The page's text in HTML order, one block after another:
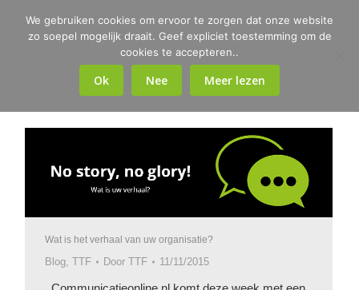
Wat is het verhaal van uw organisatie?
Blog,TTF DoorTTF 11/11/2015
We gebruiken cookies om ervoor te zorgen dat onze website
zo soepel mogelijk draait. Geef expliciet toestemming om de
cookies te accepteren..
Ok Nee Meer lezen